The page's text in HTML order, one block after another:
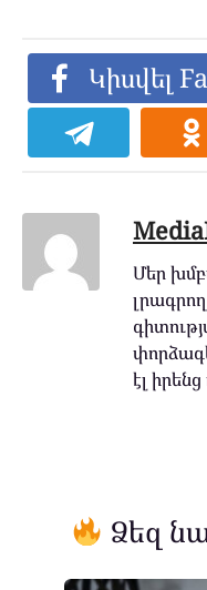
Կիսվել
Մեր
էլ
Ձեզ